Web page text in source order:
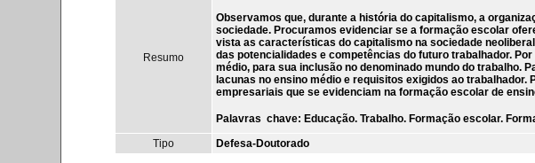
Resumo
Observamos que, durante a história do capitalismo, a
sociedade. Procuramos evidenciar se a formação escolar
vista as características do capitalismo na sociedade
das potencialidades e competências do futuro trabalhador.
médio, para sua inclusão no denominado mundo do trabalho.
lacunas no ensino médio e requisitos exigidos ao
empresariais que se evidenciam na formação escolar de
Palavras  chave: Educação. Trabalho. Formação escolar.
Tipo
Defesa-Doutorado